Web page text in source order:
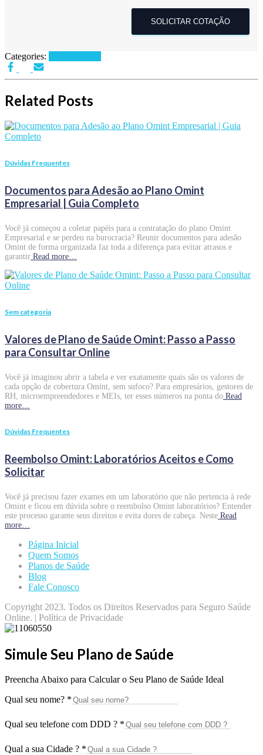
SOLICITAR COTAÇÃO
Categories:
Related Posts
Dúvidas Frequentes
Documentos para Adesão ao Plano Omint
Empresarial | Guia Completo
Você já começou a coletar papéis para a contratação do plano Omint
Empresarial e se perdeu na burocracia? Reunir documentos para adesão
Omint de forma organizada faz toda a diferença para evitar atrasos e
garantir Read more…
Sem categoria
Valores de Plano de Saúde Omint: Passo a Passo
para Consultar Online
Você já imaginou abrir a tabela e ver exatamente quais são os valores de
cada opção de cobertura Omint, sem sufoco? Para empresários, gestores de
RH, microempreendedores e MEIs, ter esses números na ponta do Read
more…
Dúvidas Frequentes
Reembolso Omint: Laboratórios Aceitos e Como
Solicitar
Você já precisou fazer exames em um laboratório que não pertencia à rede
Omint e ficou em dúvida sobre o reembolso Omint laboratórios? Entender
este processo garante seus direitos e evita dores de cabeça. Neste Read
more…
Página Inicial
Quem Somos
Planos de Saúde
Blog
Fale Conosco
Copyright 2023. Todos os Direitos Reservados para Seguro Saúde
Online. | Política de Privacidade
Simule Seu Plano de Saúde
Preencha Abaixo para Calcular o Seu Plano de Saúde Ideal
Qual seu nome? *
Qual seu telefone com DDD ? *
Qual a sua Cidade ? *